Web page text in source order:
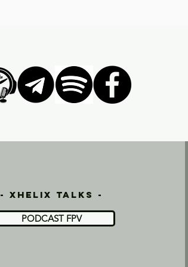
- xhelix talks -
PODCAST FPV